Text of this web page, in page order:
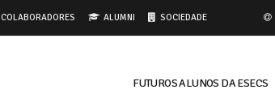
COLABORADORES ALUMNI SOCIEDADE
FUTUROS ALUNOS DA ESECS